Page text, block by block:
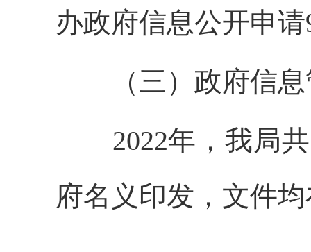
办政府信息公开申
（三）政府信息
2022年，我局共
府名义印发，文件